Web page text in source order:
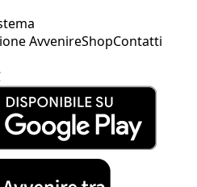
AvvenireShopContatti